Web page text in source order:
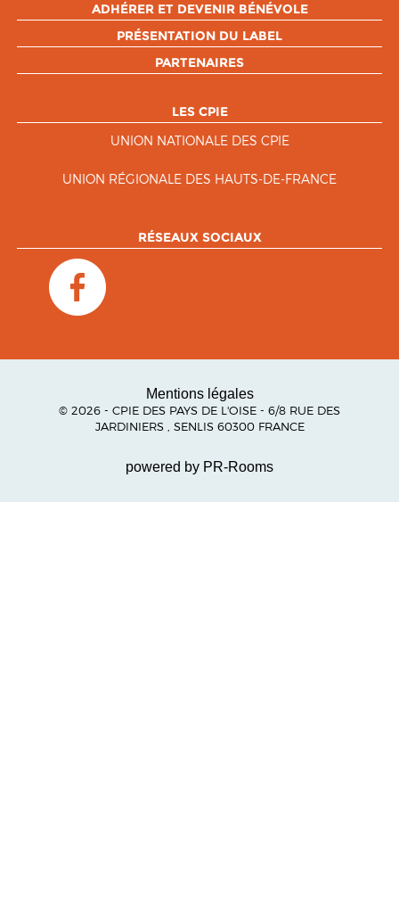
ADHÉRER ET DEVENIR BÉNÉVOLE
PRÉSENTATION DU LABEL
PARTENAIRES
LES CPIE
UNION NATIONALE DES CPIE
UNION RÉGIONALE DES HAUTS-DE-FRANCE
RÉSEAUX SOCIAUX
Mentions légales
© 2026 - CPIE DES PAYS DE L'OISE - 6/8 RUE DES
JARDINIERS , SENLIS 60300 FRANCE
powered by PR-Rooms